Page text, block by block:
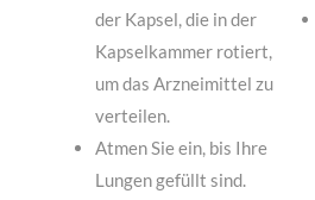
der Kapsel, die in der
Kapselkammer rotiert,
um das Arzneimittel zu
verteilen.
Atmen Sie ein, bis Ihre
Lungen gefüllt sind.